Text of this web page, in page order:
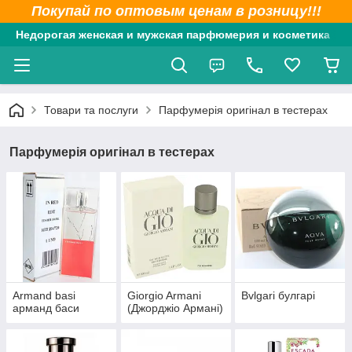
Покупай по оптовым ценам в розницу!!!
Недорогая женская и мужская парфюмерия и косметика
Товари та послуги Парфумерія оригінал в тестерах
Парфумерія оригінал в тестерах
Armand basi
арманд баси
Giorgio Armani
(Джорджіо Армані)
Bvlgari булгарі